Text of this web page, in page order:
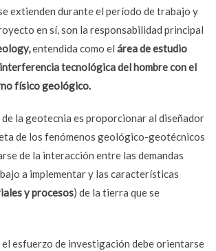
extienden durante el período de trabajo y
en sí, son la responsabilidad principal
entendida como el área de estudio
tecnológica del hombre con el
físico geológico.
de la geotecnia es proporcionar al diseñador
de los fenómenos geológico-geotécnicos
de la interacción entre las demandas
a implementar y las características
y procesos) de la tierra que se
esfuerzo de investigación debe orientarse